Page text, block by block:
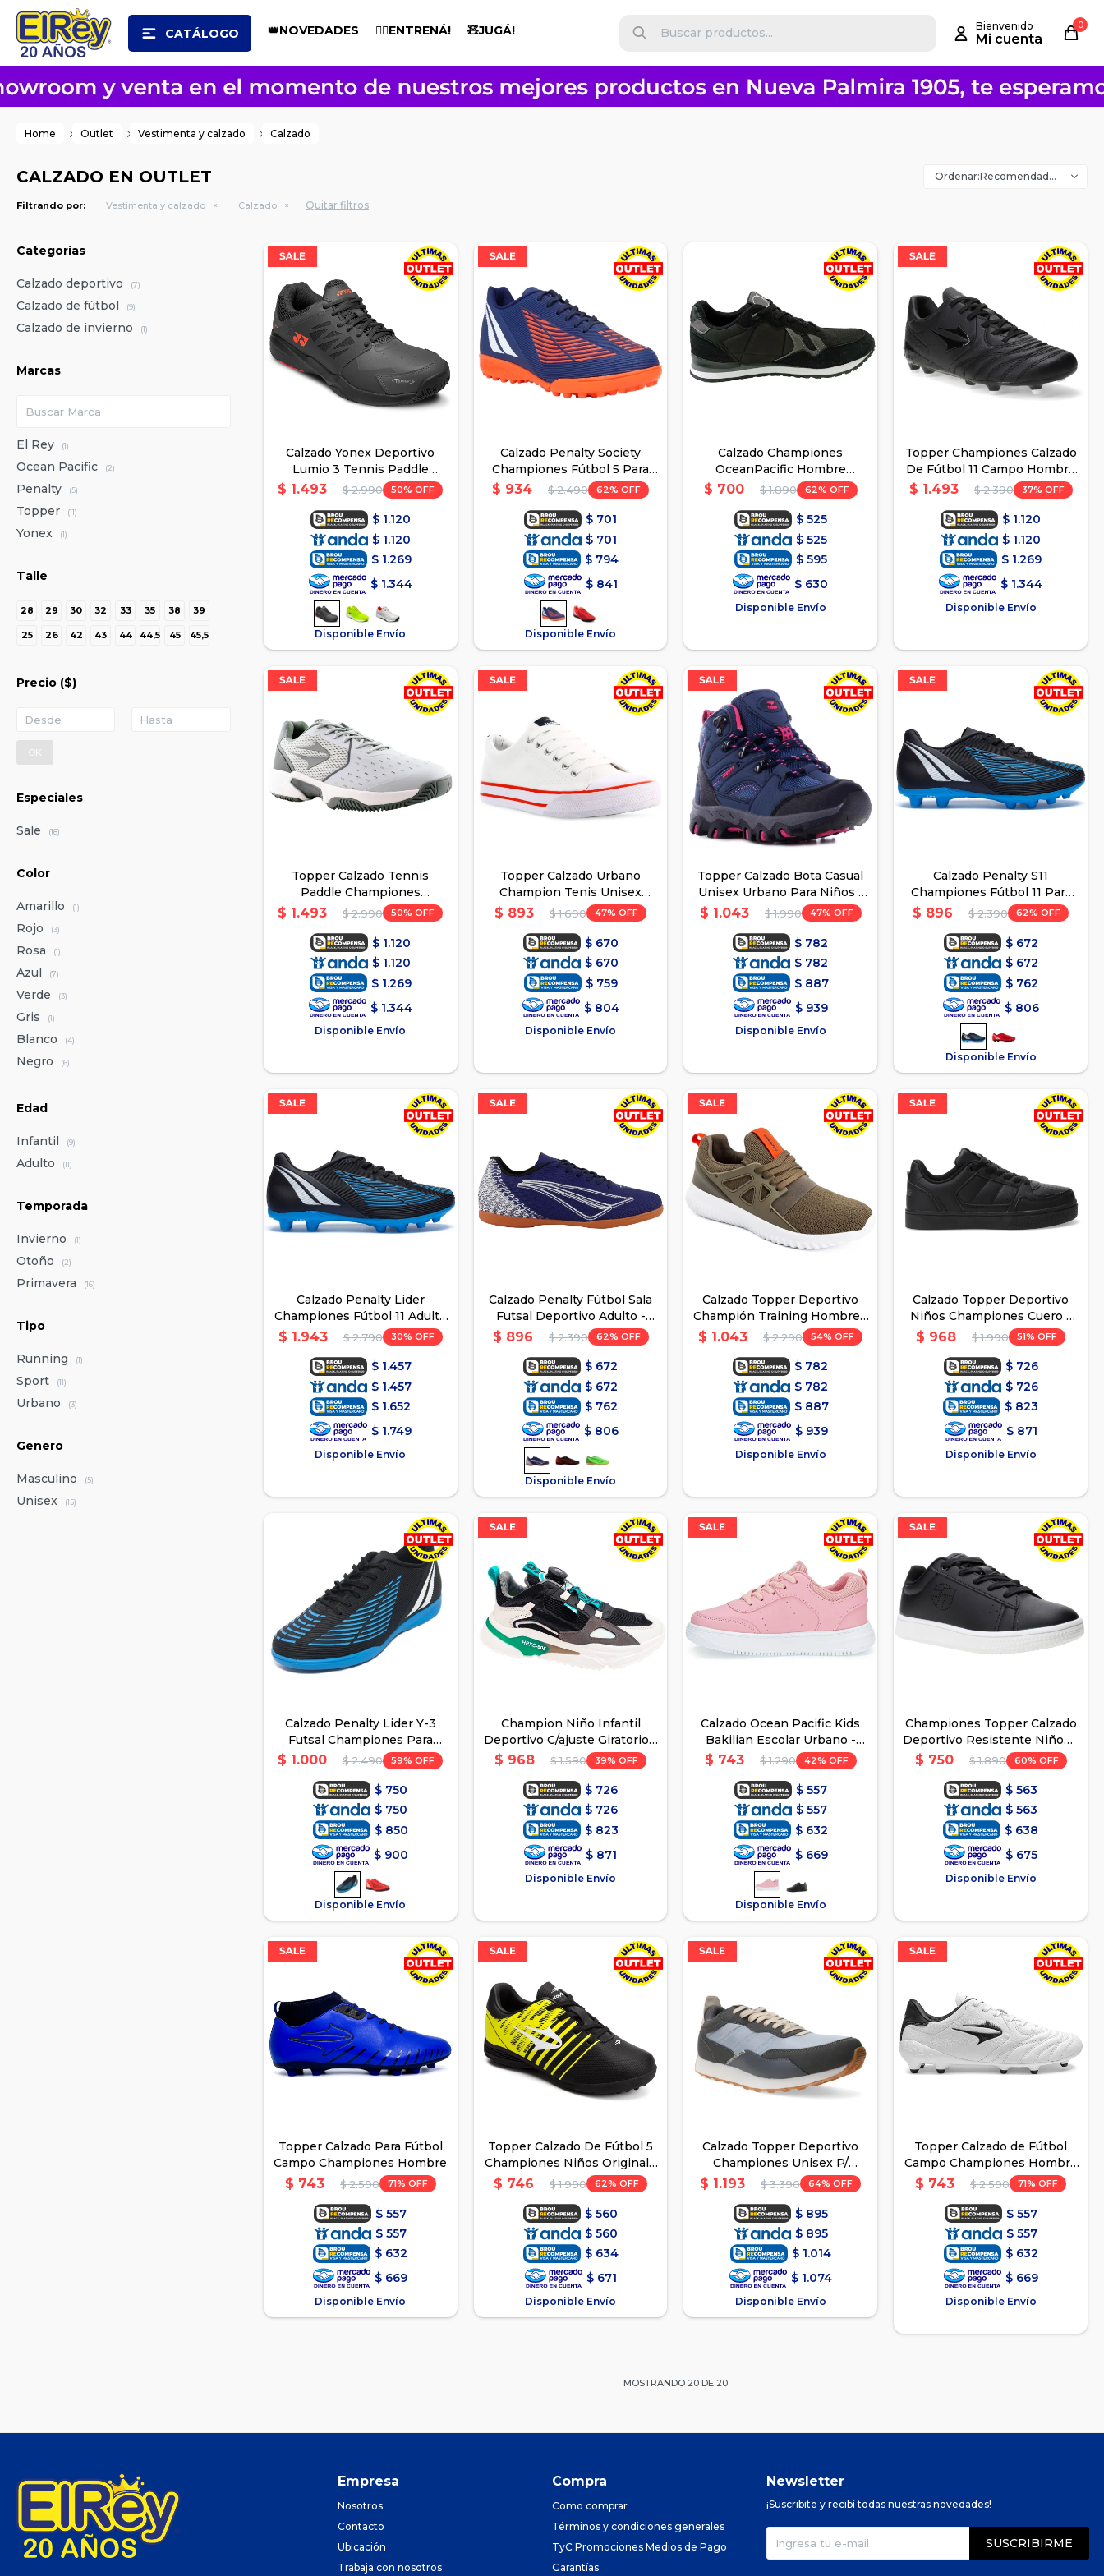
CATÁLOGO 👑NOVEDADES 🏋️‍♂️ENTRENÁ! 🧸JUGÁ! 0
Home Outlet Vestimenta y calzado Calzado
CALZADO EN OUTLET Recomendados
Filtrando por: Vestimenta y calzado Calzado Quitar filtros
Calzado Yonex Deportivo
Lumio 3 Tennis Paddle
Adulto - Gris
$ 1.493 $ 2.990 50
$ 1.120
$ 1.120
$ 1.269
$ 1.344
Disponible Envío
Calzado Penalty Society
Championes Fútbol 5 Para
Niños - Azul
$ 934 $ 2.490 62
$ 701
$ 701
$ 794
$ 841
Disponible Envío
Calzado Championes
OceanPacific Hombre
Urbano Casual - Negro
$ 700 $ 1.890 62
$ 525
$ 525
$ 595
$ 630
Disponible Envío
Topper Championes Calzado
De Fútbol 11 Campo Hombre
- Negro
$ 1.493 $ 2.390 37
$ 1.120
$ 1.120
$ 1.269
$ 1.344
Disponible Envío
Topper Calzado Tennis
Paddle Championes
Deportivo - Gris/Blanco
$ 1.493 $ 2.990 50
$ 1.120
$ 1.120
$ 1.269
$ 1.344
Disponible Envío
Topper Calzado Urbano
Champion Tenis Unisex
Blanco - Blanco
$ 893 $ 1.690 47
$ 670
$ 670
$ 759
$ 804
Disponible Envío
Topper Calzado Bota Casual
Unisex Urbano Para Niños -
Azul
$ 1.043 $ 1.990 47
$ 782
$ 782
$ 887
$ 939
Disponible Envío
Calzado Penalty S11
Championes Fútbol 11 Para
Niños - Azul
$ 896 $ 2.390 62
$ 672
$ 672
$ 762
$ 806
Disponible Envío
Calzado Penalty Lider
Championes Fútbol 11 Adulto
- Azul
$ 1.943 $ 2.790 30
$ 1.457
$ 1.457
$ 1.652
$ 1.749
Disponible Envío
Calzado Penalty Fútbol Sala
Futsal Deportivo Adulto -
Azul
$ 896 $ 2.390 62
$ 672
$ 672
$ 762
$ 806
Disponible Envío
Calzado Topper Deportivo
Champión Training Hombre -
Verde-Naranja
$ 1.043 $ 2.290 54
$ 782
$ 782
$ 887
$ 939
Disponible Envío
Calzado Topper Deportivo
Niños Championes Cuero -
Negro 2
$ 968 $ 1.990 51
$ 726
$ 726
$ 823
$ 871
Disponible Envío
Calzado Penalty Lider Y-3
Futsal Championes Para
Niños - Azul
$ 1.000 $ 2.490 59
$ 750
$ 750
$ 850
$ 900
Disponible Envío
Champion Niño Infantil
Deportivo C/ajuste Giratorio -
Negro
$ 968 $ 1.590 39
$ 726
$ 726
$ 823
$ 871
Disponible Envío
Calzado Ocean Pacific Kids
Bakilian Escolar Urbano -
Rosa
$ 743 $ 1.290 42
$ 557
$ 557
$ 632
$ 669
Disponible Envío
Championes Topper Calzado
Deportivo Resistente Niños -
Negro 2
$ 750 $ 1.890 60
$ 563
$ 563
$ 638
$ 675
Disponible Envío
Topper Calzado Para Fútbol
Campo Championes Hombre
$ 743 $ 2.590 71
$ 557
$ 557
$ 632
$ 669
Disponible Envío
Topper Calzado De Fútbol 5
Championes Niños Original -
Negro-Amarillo
$ 746 $ 1.990 62
$ 560
$ 560
$ 634
$ 671
Disponible Envío
Calzado Topper Deportivo
Championes Unisex P/
Adulto - Gris2
$ 1.193 $ 3.390 64
$ 895
$ 895
$ 1.014
$ 1.074
Disponible Envío
Topper Calzado de Fútbol
Campo Championes Hombre
- Blanco-SanCiro
$ 743 $ 2.590 71
$ 557
$ 557
$ 632
$ 669
Disponible Envío
MOSTRANDO 20DE 20
Categorías
Calzado deportivo (7)
Calzado de fútbol (9)
Calzado de invierno (1)
Marcas
El Rey (1)
Ocean Pacific (2)
Penalty (5)
Topper (11)
Yonex (1)
Talle
28 29 30 32 33 35 38 39
25 26 42 43 44 44,5 45 45,5
Precio ($)
OK
Especiales
Sale (18)
Color
Amarillo (1)
Rojo (3)
Rosa (1)
Azul (7)
Verde (3)
Gris (1)
Blanco (4)
Negro (6)
Edad
Infantil (9)
Adulto (11)
Temporada
Invierno (1)
Otoño (2)
Primavera (16)
Tipo
Running (1)
Sport (11)
Urbano (3)
Genero
Masculino (5)
Unisex (15)
Empresa
Nosotros
Contacto
Ubicación
Trabaja con nosotros
Compra
Como comprar
Términos y condiciones generales
TyC Promociones Medios de Pago
Garantías
Newsletter
¡Suscribite y recibí todas nuestras novedades!
SUSCRIBIRME